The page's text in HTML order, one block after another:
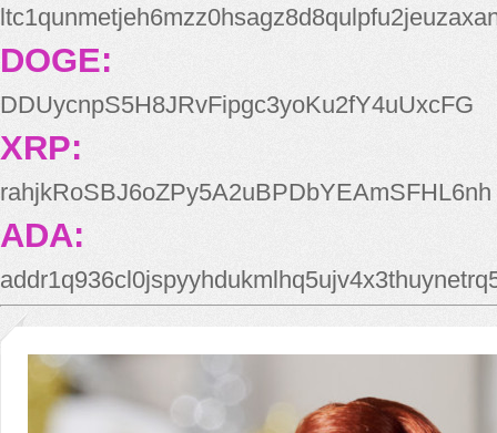
DOGE:
DDUycnpS5H8JRvFipgc3yoKu2fY4uUxcFG
XRP:
rahjkRoSBJ6oZPy5A2uBPDbYEAmSFHL6nh
ADA: